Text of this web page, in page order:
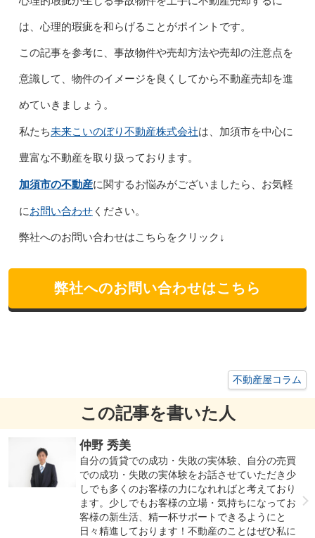
は、心理的瑕疵を和らげることがポイントです。
この記事を参考に、事故物件や売却方法や売却の注意点を
意識して、物件のイメージを良くしてから不動産売却を進
めていきましょう。
私たち未来こいのぼり不動産株式会社は、加須市を中心に
豊富な不動産を取り扱っております。
加須市の不動産に関するお悩みがございましたら、お気軽
にお問い合わせください。
弊社へのお問い合わせはこちらをクリック↓
弊社へのお問い合わせはこちら
不動産屋コラム
この記事を書いた人
仲野 秀美
自分の賃貸での成功・失敗の実体験、自分の売買
での成功・失敗の実体験をお話させていただき少
しでも多くのお客様の力になれればと考えており
ます。少しでもお客様の立場・気持ちになってお
客様の新生活、精一杯サポートできるようにと
日々精進しております！不動産のことはぜひ私に